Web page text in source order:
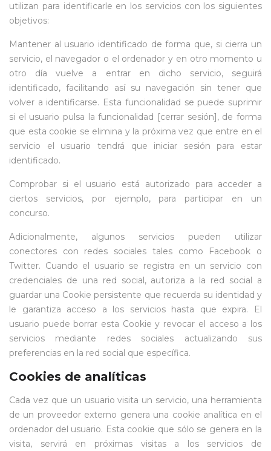
utilizan para identificarle en los servicios con los siguientes
objetivos:
Mantener al usuario identificado de forma que, si cierra un
servicio, el navegador o el ordenador y en otro momento u
otro día vuelve a entrar en dicho servicio, seguirá
identificado, facilitando así su navegación sin tener que
volver a identificarse. Esta funcionalidad se puede suprimir
si el usuario pulsa la funcionalidad [cerrar sesión], de forma
que esta cookie se elimina y la próxima vez que entre en el
servicio el usuario tendrá que iniciar sesión para estar
identificado.
Comprobar si el usuario está autorizado para acceder a
ciertos servicios, por ejemplo, para participar en un
concurso.
Adicionalmente, algunos servicios pueden utilizar
conectores con redes sociales tales como Facebook o
Twitter. Cuando el usuario se registra en un servicio con
credenciales de una red social, autoriza a la red social a
guardar una Cookie persistente que recuerda su identidad y
le garantiza acceso a los servicios hasta que expira. El
usuario puede borrar esta Cookie y revocar el acceso a los
servicios mediante redes sociales actualizando sus
preferencias en la red social que específica.
Cookies de analíticas
Cada vez que un usuario visita un servicio, una herramienta
de un proveedor externo genera una cookie analítica en el
ordenador del usuario. Esta cookie que sólo se genera en la
visita, servirá en próximas visitas a los servicios de